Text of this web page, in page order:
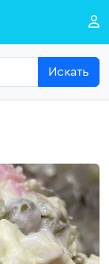
Искать